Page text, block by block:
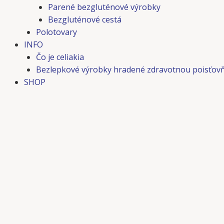
Parené bezgluténové výrobky
Bezgluténové cestá
Polotovary
INFO
Čo je celiakia
Bezlepkové výrobky hradené zdravotnou
SHOP